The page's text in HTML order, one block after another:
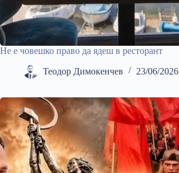
Не е човешко право да ядеш в ресторант
Теодор Димокенчев 23/06/2026